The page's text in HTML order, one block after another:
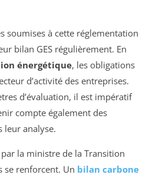
soumises à cette réglementation
bilan GES régulièrement. En
énergétique, les obligations
d’activité des entreprises.
d’évaluation, il est impératif
compte également des
leur analyse.
la ministre de la Transition
se renforcent. Un bilan carbone